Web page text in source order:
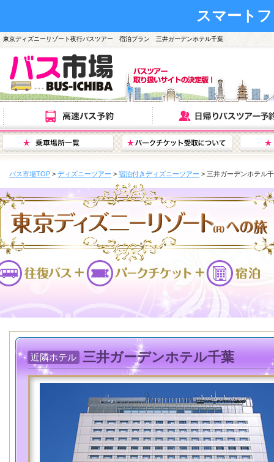
スマート
東京ディズニーリゾート夜行バスツアー 宿泊プラン 三井ガーデンホテル千葉
バス市場TOP > ディズニーツアー > 宿泊付きディズニーツアー > 三井ガーデンホテル
近隣ホテル 三井ガーデンホテル千葉